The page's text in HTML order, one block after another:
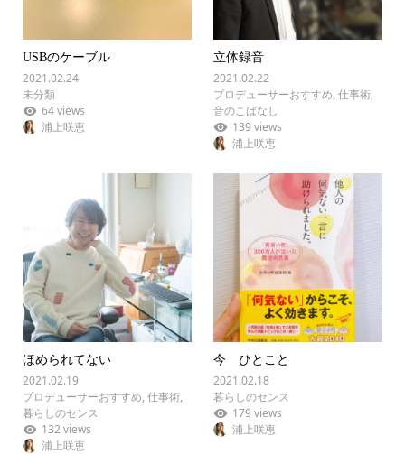
USBのケーブル
2021.02.24
未分類
64 views
浦上咲恵
立体録音
2021.02.22
プロデューサーおすすめ,仕事術,
音のこばなし
139 views
浦上咲恵
ほめられてない
2021.02.19
プロデューサーおすすめ, 仕事術,
暮らしのセンス
132 views
浦上咲恵
今 ひとこと
2021.02.18
暮らしのセンス
179 views
浦上咲恵